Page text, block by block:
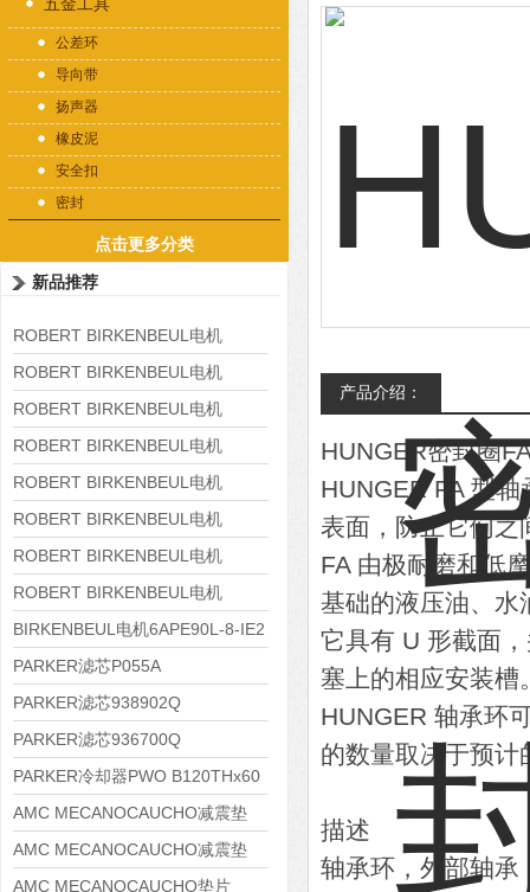
公差环
导向带
扬声器
橡皮泥
安全扣
密封
点击更多分类
新品推荐
ROBERT BIRKENBEUL电机
8APE225M-4-IE3
ROBERT BIRKENBEUL电机
8APE180L-4 IE3
ROBERT BIRKENBEUL电机
8APE160M-6 IE3
ROBERT BIRKENBEUL电机
8APE160L-4-IE3
ROBERT BIRKENBEUL电机
8APE112M-6K-IE3
ROBERT BIRKENBEUL电机
8APE100L-2 IE3
ROBERT BIRKENBEUL电机
8APE90S-4 IE3
ROBERT BIRKENBEUL电机
8APE80M-2K-IE3
BIRKENBEUL电机6APE90L-8-IE2
PARKER滤芯P055A
PARKER滤芯938902Q
PARKER滤芯936700Q
PARKER冷却器PWO B120THx60
AMC MECANOCAUCHO减震垫
138552
AMC MECANOCAUCHO减震垫
138551
AMC MECANOCAUCHO垫片
产品介绍：
HUNGER密封圈
HUNGER FA 型
表面，防止它们之
FA 由极耐磨和低
基础的液压油、水
它具有 U 形截面
塞上的相应安装槽
HUNGER 轴承环
的数量取决于预计
描述
轴承环，外部轴承